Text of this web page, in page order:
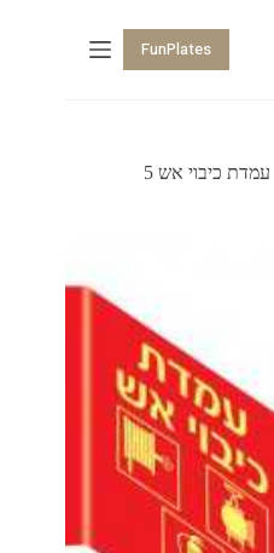
FunPlates
עמדת כיבוי אש 5